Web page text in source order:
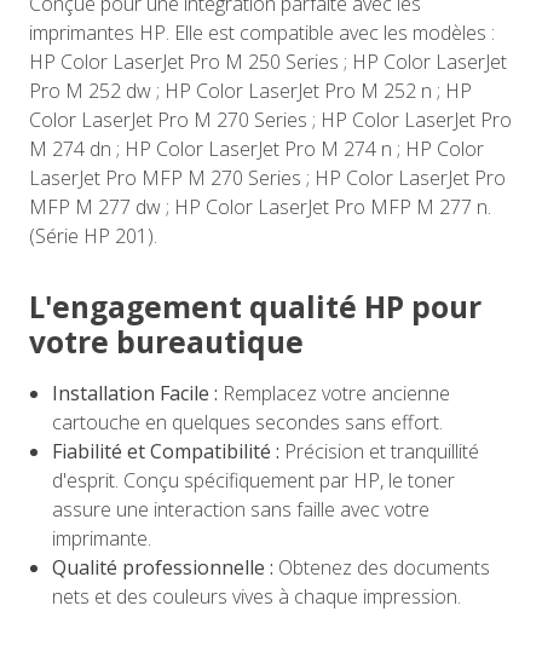
imprimantes HP. Elle est compatible avec les modèles :
HP Color LaserJet Pro M 250 Series ; HP Color LaserJet
Pro M 252 dw ; HP Color LaserJet Pro M 252 n ; HP
Color LaserJet Pro M 270 Series ; HP Color LaserJet Pro
M 274 dn ; HP Color LaserJet Pro M 274 n ; HP Color
LaserJet Pro MFP M 270 Series ; HP Color LaserJet Pro
MFP M 277 dw ; HP Color LaserJet Pro MFP M 277 n.
(Série HP 201).
L'engagement qualité HP pour
votre bureautique
Installation Facile : Remplacez votre ancienne
cartouche en quelques secondes sans effort.
Fiabilité et Compatibilité : Précision et tranquillité
d'esprit. Conçu spécifiquement par HP, le toner
assure une interaction sans faille avec votre
imprimante.
Qualité professionnelle : Obtenez des documents
nets et des couleurs vives à chaque impression.